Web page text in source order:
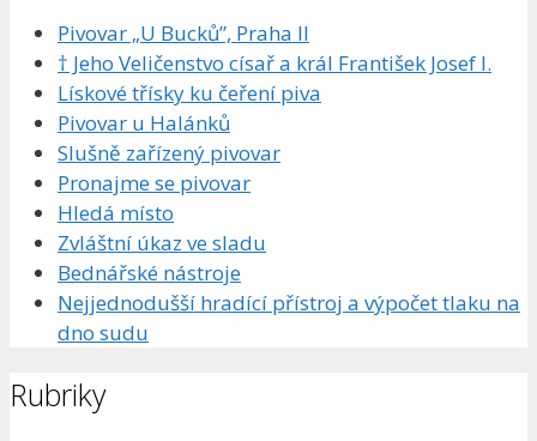
Pivovar „U Bucků”, Praha II
† Jeho Veličenstvo císař a král František Josef I.
Lískové třísky ku čeření piva
Pivovar u Halánků
Slušně zařízený pivovar
Pronajme se pivovar
Hledá místo
Zvláštní úkaz ve sladu
Bednářské nástroje
Nejjednodušší hradící přístroj a výpočet tlaku na
dno sudu
Rubriky